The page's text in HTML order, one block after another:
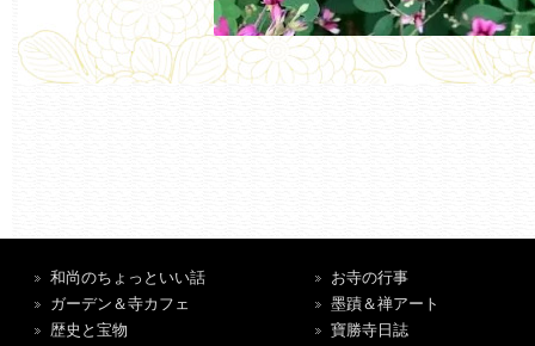
和尚のちょっといい話
ガーデン＆寺カフェ
歴史と宝物
お寺の行事
墨蹟＆禅アート
寶勝寺日誌